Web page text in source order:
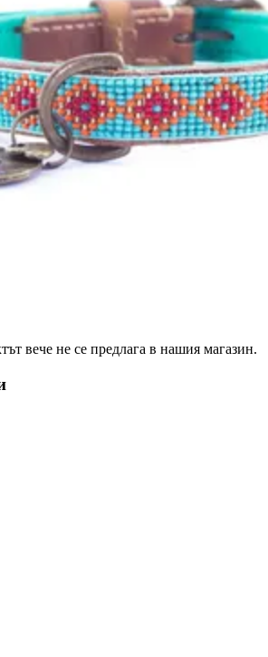
вече не се предлага в нашия магазин.